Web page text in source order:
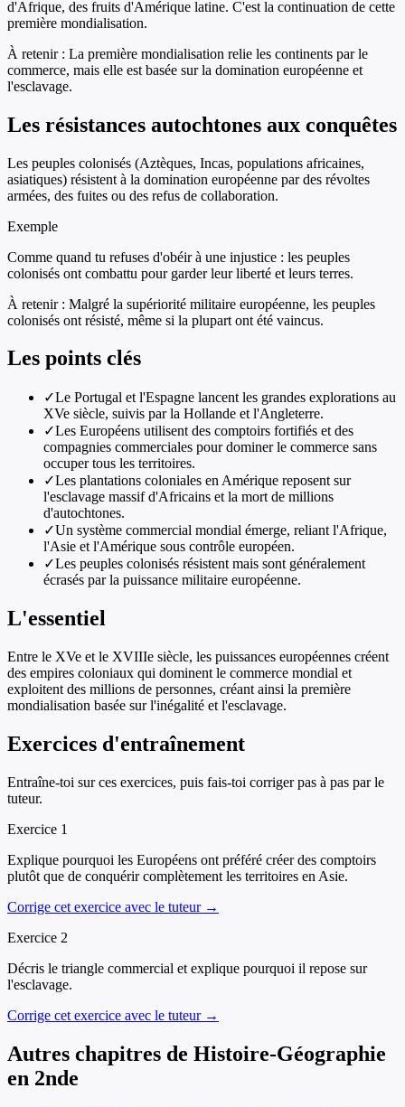
d'Afrique, des fruits d'Amérique latine. C'est la continuation de cette
première mondialisation.
À retenir : La première mondialisation relie les continents par le
commerce, mais elle est basée sur la domination européenne et
l'esclavage.
Les résistances autochtones aux conquêtes
Les peuples colonisés (Aztèques, Incas, populations africaines,
asiatiques) résistent à la domination européenne par des révoltes
armées, des fuites ou des refus de collaboration.
Exemple
Comme quand tu refuses d'obéir à une injustice : les peuples
colonisés ont combattu pour garder leur liberté et leurs terres.
À retenir : Malgré la supériorité militaire européenne, les peuples
colonisés ont résisté, même si la plupart ont été vaincus.
Les points clés
✓Le Portugal et l'Espagne lancent les grandes explorations au
XVe siècle, suivis par la Hollande et l'Angleterre.
✓Les Européens utilisent des comptoirs fortifiés et des
compagnies commerciales pour dominer le commerce sans
occuper tous les territoires.
✓Les plantations coloniales en Amérique reposent sur
l'esclavage massif d'Africains et la mort de millions
d'autochtones.
✓Un système commercial mondial émerge, reliant l'Afrique,
l'Asie et l'Amérique sous contrôle européen.
✓Les peuples colonisés résistent mais sont généralement
écrasés par la puissance militaire européenne.
L'essentiel
Entre le XVe et le XVIIIe siècle, les puissances européennes créent
des empires coloniaux qui dominent le commerce mondial et
exploitent des millions de personnes, créant ainsi la première
mondialisation basée sur l'inégalité et l'esclavage.
Exercices d'entraînement
Entraîne-toi sur ces exercices, puis fais-toi corriger pas à pas par le
tuteur.
Exercice 1
Explique pourquoi les Européens ont préféré créer des comptoirs
plutôt que de conquérir complètement les territoires en Asie.
Corrige cet exercice avec le tuteur →
Exercice 2
Décris le triangle commercial et explique pourquoi il repose sur
l'esclavage.
Corrige cet exercice avec le tuteur →
Autres chapitres de Histoire-Géographie
en 2nde